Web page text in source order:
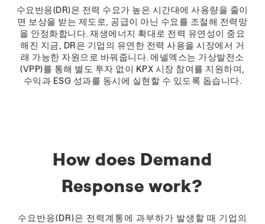
수요반응(DR)은 전력 수요가 높은 시간대에 사용량을 줄이
면 보상을 받는 제도로, 공급이 아닌 수요를 조절해 전력망
을 안정화합니다. 재생에너지 확대로 전력 유연성이 중요
해진 지금, DR은 기업의 유연한 전력 사용을 시장에서 거
래 가능한 자원으로 바꿔줍니다. 에넬엑스는 가상발전소
(VPP)를 통해 별도 투자 없이 KPX 시장 참여를 지원하며,
수익과 ESG 성과를 동시에 실현할 수 있도록 돕습니다.
How does Demand
Response work?
수요반응(DR)은 전력계통에 과부하가 발생할 때 기업의